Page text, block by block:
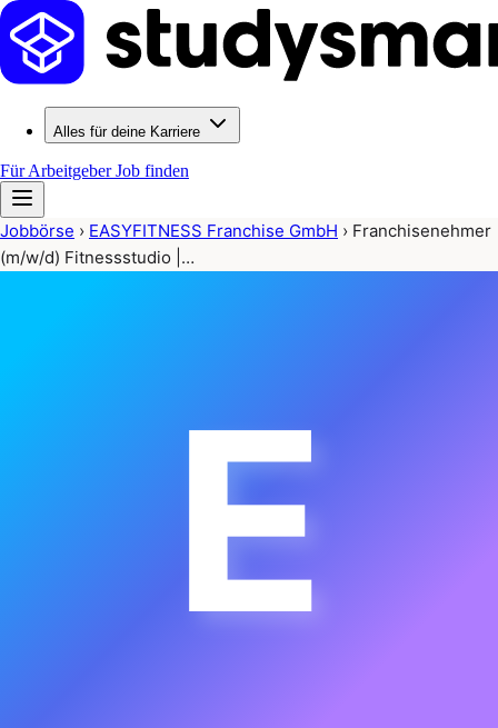
Alles für deine Karriere
Für ArbeitgeberJob finden
Jobbörse › EASYFITNESS Franchise GmbH › Franchisenehmer
(m/w/d) Fitnessstudio |…
E